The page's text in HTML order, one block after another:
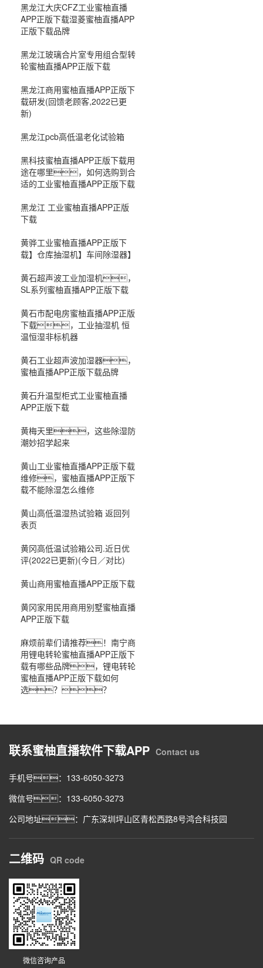
黑龙江大庆CFZ工业蜜柚直播
APP正版下载湿菱蜜柚直播APP
正版下载品牌
黑龙江玻璃合片室专用组合型转
轮蜜柚直播APP正版下载
黑龙江商用蜜柚直播APP正版下
载研发(回馈老顾客,2022已更
新)
黑龙江pcb高低温老化试验箱
黑科技蜜柚直播APP正版下载用
途在哪里，如何选购到合
适的工业蜜柚直播APP正版下载
黑龙江 工业蜜柚直播APP正版
下载
黄骅工业蜜柚直播APP正版下
载】仓库抽湿机】车间除湿器】
黄石超声波工业加湿机，
SL系列蜜柚直播APP正版下载
黄石市配电房蜜柚直播APP正版
下载，工业抽湿机 恒
温恒湿非标机器
黄石工业超声波加湿器，
蜜柚直播APP正版下载品牌
黄石升温型柜式工业蜜柚直播
APP正版下载
黄梅天里，这些除湿防
潮妙招学起来
黄山工业蜜柚直播APP正版下载
维修，蜜柚直播APP正版下
载不能除湿怎么维修
黄山高低温湿热试验箱 返回列
表页
黄冈高低温试验箱公司.近日优
评(2022已更新)(今日／对比)
黄山商用蜜柚直播APP正版下载
黄冈家用民用商用别墅蜜柚直播
APP正版下载
麻烦前辈们请推荐！南宁商
用锂电转轮蜜柚直播APP正版下
载有哪些品牌，锂电转轮
蜜柚直播APP正版下载如何
选？？
联系蜜柚直播软件下载APP Contact us
手机号：133-6050-3273
微信号：133-6050-3273
公司地址：广东深圳坪山区青松西路8号鸿合科技园
二维码 QR code
微信咨询产品